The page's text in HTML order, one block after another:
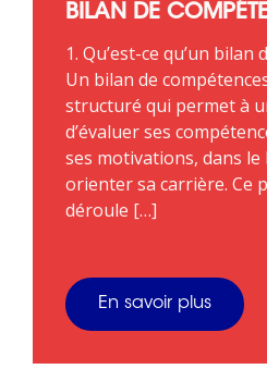
BILAN DE
1. Qu’est-ce qu’un bilan
Un bilan de
structuré qui permet à
d’évaluer ses
ses motivations, dans
orienter sa carrière. Ce
déroule […]
En savoir plus